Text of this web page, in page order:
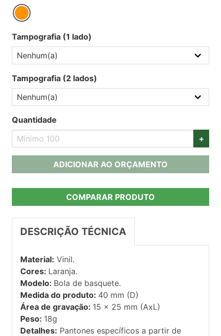
Tampografia (1 lado)
Tampografia (2 lados)
Quantidade
+
ADICIONAR AO ORÇAMENTO
COMPARAR PRODUTO
DESCRIÇÃO TÉCNICA
Material: Vinil.
Cores: Laranja.
Modelo: Bola de basquete.
Medida do produto: 40 mm (D)
Área de gravação: 15 x 25 mm (AxL)
Peso: 18g
Detalhes: Pantones específicos a partir de